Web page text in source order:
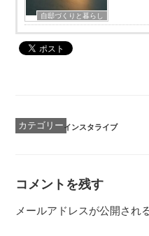
自邸づくりと暮らし
カ
インスタライブ
コメントを残す
メールアドレスが公開され